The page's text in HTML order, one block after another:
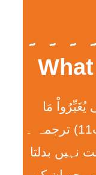
۔ ۔ ۔
يُغَيِّرُواْ مَا
بِأَنْفُسِہِمْ (سورت13الرعدآیت11) ترجمہ ۔
نہیں بدلتا